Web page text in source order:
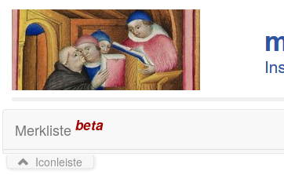
Merkliste beta
Iconleiste